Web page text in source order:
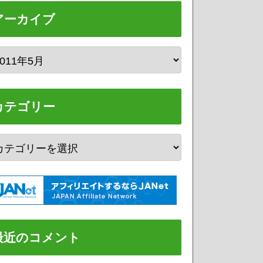
ーカイブ
テゴリー
近のコメント